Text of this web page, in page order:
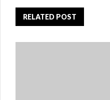
RELATED POST